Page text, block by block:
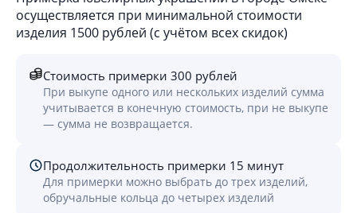
осуществляется при минимальной стоимости
изделия 1500 рублей (с учётом всех скидок)
Стоимость примерки 300 рублей
При выкупе одного или нескольких изделий сумма
учитывается в конечную стоимость, при не выкупе
— сумма не возвращается.
Продолжительность примерки 15 минут
Для примерки можно выбрать до трех изделий,
обручальные кольца до четырех изделий